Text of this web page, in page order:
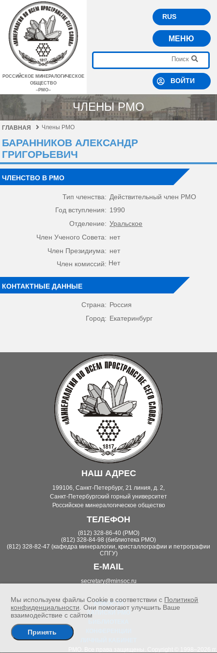
РОССИЙСКОЕ МИНЕРАЛОГИЧЕСКОЕ
ОБЩЕСТВО
–РМО–
RUS
МЕНЮ
ВОЙТИ
ЧЛЕНЫ РМО
ГЛАВНАЯ Члены РМО
БАРАННИКОВ АЛЕКСАНДР
ГРИГОРЬЕВИЧ
ЧЛЕНСТВО В РМО
Тип членства: Действительный член РМО
Год вступления: 1990
Отделение: Уральское
Член Ученого Совета: нет
Член Президиума: нет
Член комиссий: Нет
КОНТАКТНЫЕ ДАННЫЕ
Страна: Россия
Город: Екатеринбург
НАШ АДРЕС
199106, Санкт-Петербург, 21 линия, д. 2,
Санкт-Петербургский горный университет
Российское минералогическое общество
ТЕЛЕФОН
(812) 328-86-40 (РМО)
(812) 328-84-98 (библиотека РМО)
(812) 328-82-47 (кафедра минералогии, кристаллографии и петрографии
СПГУ)
E-MAIL
secretary@minsoc.ru
НОВОСТИ
Мы используем файлы Cookie в соответствии с Политикой
конфиденциальности . Они помогают улучшить Ваше
взаимодействие с сайтом
Принять